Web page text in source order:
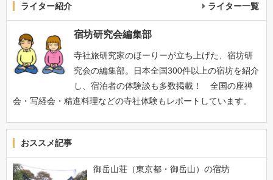
ライター紹介 ライター一覧
宿坊研究会編集部
寺社旅研究家のほーりーが立ち上げた、宿坊研
究会の編集部。日本全国300件以上の宿坊を紹介
し、宿泊者の体験談も多数掲載！ 全国の座禅
会・写経会・精進料理などの寺社体験もレポートしています。
おススメ記事
御岳山荘（東京都・御岳山）の宿坊